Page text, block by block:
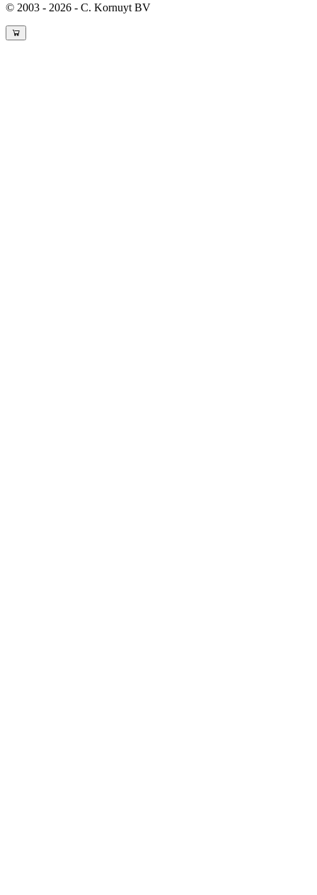
© 2003 - 2026 - C. Kornuyt BV